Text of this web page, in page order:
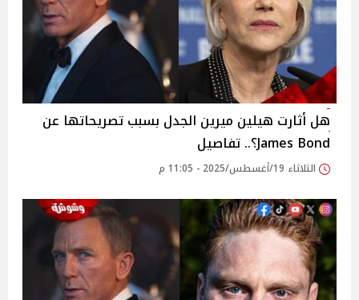
هل أثارت هيلين ميرين الجدل بسبب تصريحاتها عن
James Bond؟.. تفاصيل
الثلاثاء 19/أغسطس/2025 - 11:05 م